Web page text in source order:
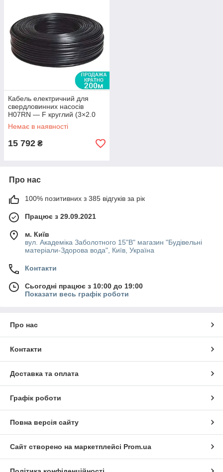
Кабель електричний для
свердловинних насосів
H07RN — F круглий (3×2.0
мм2) 200 м Dongyin арт.
(779946)
Немає в наявності
15 792 ₴
Про нас
100% позитивних з 385 відгуків за рік
Працює з 29.09.2021
м. Київ
вул. Академіка Заболотного 15"В" магазин "Будівельні
матеріали-Здорова вода", Київ, Україна
Контакти
Сьогодні працює з 10:00 до 19:00
Показати весь графік роботи
Про нас
Контакти
Доставка та оплата
Графік роботи
Повна версія сайту
Сайт створено на маркетплейсі Prom.ua